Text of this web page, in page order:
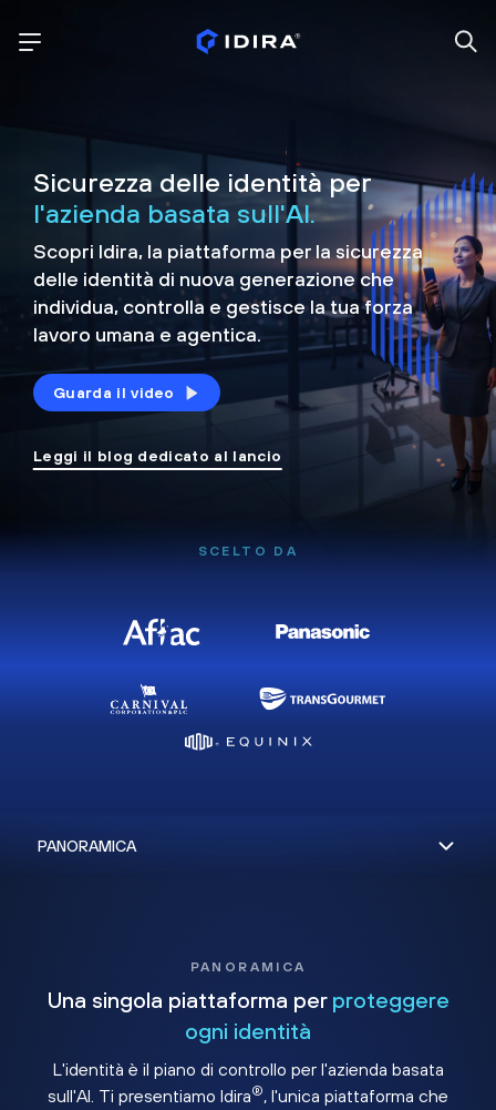
Sicurezza delle identità per
l'azienda basata sull'AI.
Scopri Idira, la piattaforma per la sicurezza
delle identità di nuova generazione che
individua, controlla e gestisce la tua forza
lavoro umana e agentica.
Guarda il video
Leggi il blog dedicato al lancio
SCELTO DA
PANORAMICA
Una singola piattaforma per proteggere
ogni identità
L'identità è il piano di controllo per l'azienda basata
sull'AI. Ti presentiamo Idira®, l'unica piattaforma che